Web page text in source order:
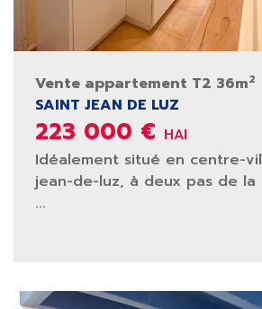
Vente appartement T2 36m2
SAINT JEAN DE LUZ
223 000 € HAI
Idéalement situé en centre-
jean-de-luz, à deux pas de
...